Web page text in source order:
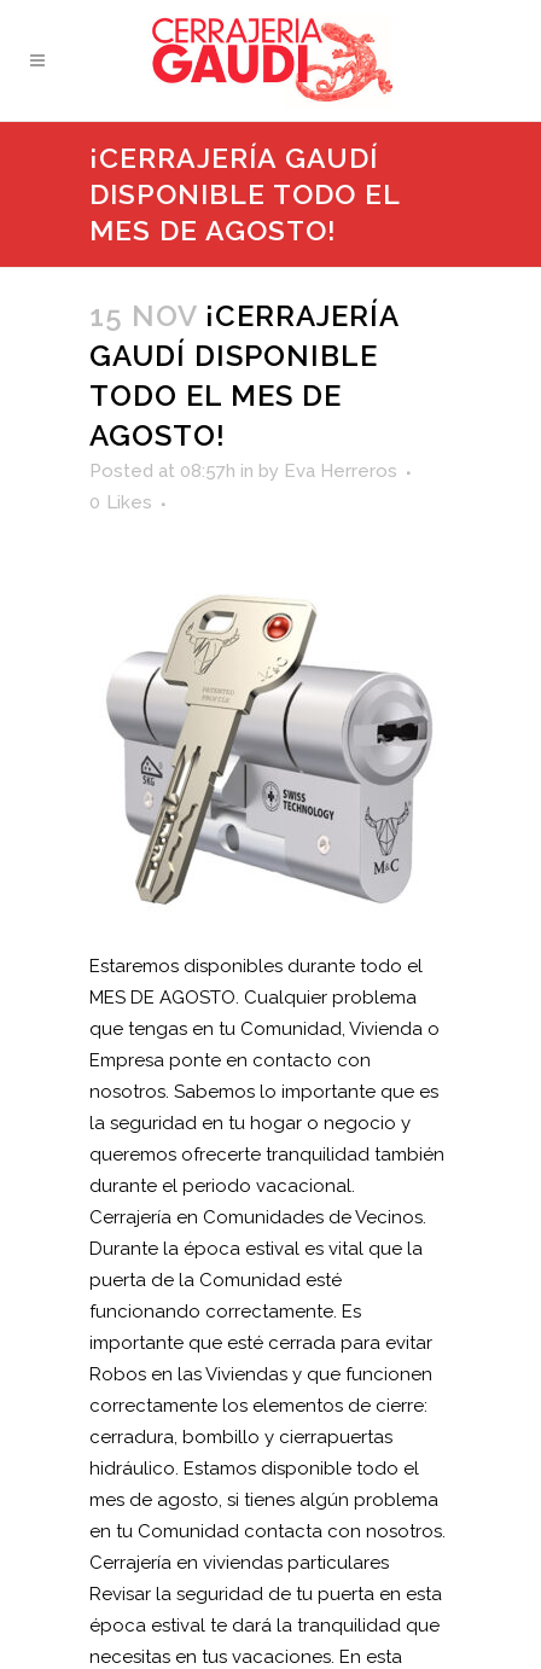
¡CERRAJERÍA GAUDÍ
DISPONIBLE TODO EL
MES DE AGOSTO!
15 NOV ¡CERRAJERÍA
GAUDÍ DISPONIBLE
TODO EL MES DE
AGOSTO!
Posted at 08:57h in by Eva Herreros
0 Likes
Estaremos disponibles durante todo el
MES DE AGOSTO. Cualquier problema
que tengas en tu Comunidad, Vivienda o
Empresa ponte en contacto con
nosotros. Sabemos lo importante que es
la seguridad en tu hogar o negocio y
queremos ofrecerte tranquilidad también
durante el periodo vacacional.
Cerrajería en Comunidades de Vecinos.
Durante la época estival es vital que la
puerta de la Comunidad esté
funcionando correctamente. Es
importante que esté cerrada para evitar
Robos en las Viviendas y que funcionen
correctamente los elementos de cierre:
cerradura, bombillo y cierrapuertas
hidráulico. Estamos disponible todo el
mes de agosto, si tienes algún problema
en tu Comunidad contacta con nosotros.
Cerrajería en viviendas particulares
Revisar la seguridad de tu puerta en esta
época estival te dará la tranquilidad que
necesitas en tus vacaciones. En esta